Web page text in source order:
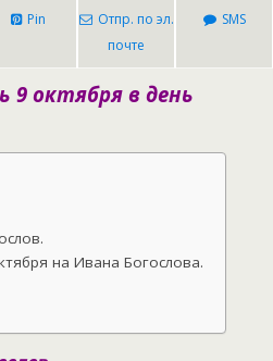
Pin
Отпр. по эл.
почте
SMS
9 октября в день
на Ивана Богослова.